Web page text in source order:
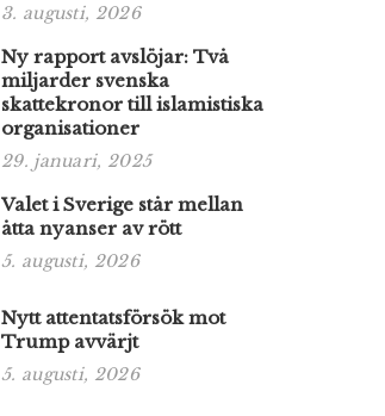
3. augusti, 2026
Ny rapport avslöjar: Två
miljarder svenska
skattekronor till islamistiska
organisationer
29. januari, 2025
Valet i Sverige står mellan
åtta nyanser av rött
5. augusti, 2026
Nytt attentatsförsök mot
Trump avvärjt
5. augusti, 2026